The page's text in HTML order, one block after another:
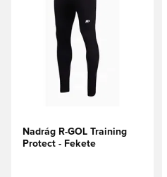
Nadrág R-GOL Training
Protect - Fekete